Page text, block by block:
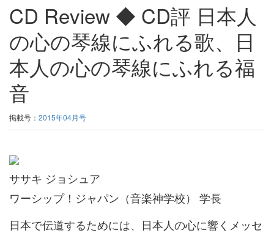
CD Review ◆ CD評 日本人
の心の琴線にふれる歌、日
本人の心の琴線にふれる福
音
掲載号： 2015年04月号
ササキ ジョシュア
ワーシップ！ジャパン（音楽神学校） 学長
日本で伝道するためには、日本人の心に響くメッセ